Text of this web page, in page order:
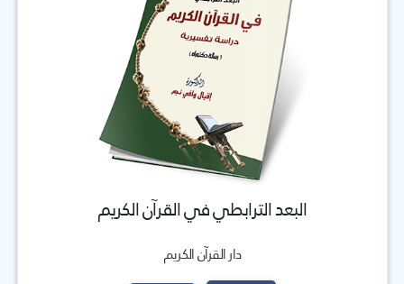
البعد الترابطي في القرآن الكريم
دار القرآن الكريم